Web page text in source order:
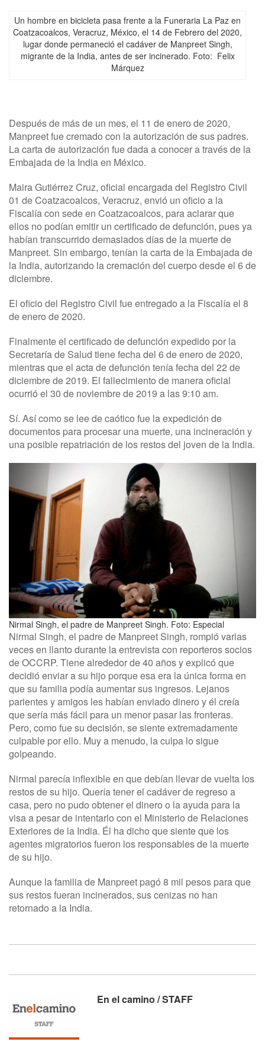
Un hombre en bicicleta pasa frente a la Funeraria La Paz en
Coatzacoalcos, Veracruz, México, el 14 de Febrero del 2020,
lugar donde permaneció el cadáver de Manpreet Singh,
migrante de la India, antes de ser incinerado. Foto: Felix
Márquez
Después de más de un mes, el 11 de enero de 2020,
Manpreet fue cremado con la autorización de sus padres.
La carta de autorización fue dada a conocer a través de la
Embajada de la India en México.
Maira Gutiérrez Cruz, oficial encargada del Registro Civil
01 de Coatzacoalcos, Veracruz, envió un oficio a la
Fiscalía con sede en Coatzacoalcos, para aclarar que
ellos no podían emitir un certificado de defunción, pues ya
habían transcurrido demasiados días de la muerte de
Manpreet. Sin embargo, tenían la carta de la Embajada de
la India, autorizando la cremación del cuerpo desde el 6 de
diciembre.
El oficio del Registro Civil fue entregado a la Fiscalía el 8
de enero de 2020.
Finalmente el certificado de defunción expedido por la
Secretaría de Salud tiene fecha del 6 de enero de 2020,
mientras que el acta de defunción tenía fecha del 22 de
diciembre de 2019. El fallecimiento de manera oficial
ocurrió el 30 de noviembre de 2019 a las 9:10 am.
Sí. Así como se lee de caótico fue la expedición de
documentos para procesar una muerte, una incineración y
una posible repatriación de los restos del joven de la India.
Nirmal Singh, el padre de Manpreet Singh. Foto: Especial
Nirmal Singh, el padre de Manpreet Singh, rompió varias
veces en llanto durante la entrevista con reporteros socios
de OCCRP. Tiene alrededor de 40 años y explicó que
decidió enviar a su hijo porque esa era la única forma en
que su familia podía aumentar sus ingresos. Lejanos
parientes y amigos les habían enviado dinero y él creía
que sería más fácil para un menor pasar las fronteras.
Pero, como fue su decisión, se siente extremadamente
culpable por ello. Muy a menudo, la culpa lo sigue
golpeando.
Nirmal parecía inflexible en que debían llevar de vuelta los
restos de su hijo. Quería tener el cadáver de regreso a
casa, pero no pudo obtener el dinero o la ayuda para la
visa a pesar de intentarlo con el Ministerio de Relaciones
Exteriores de la India. Él ha dicho que siente que los
agentes migratorios fueron los responsables de la muerte
de su hijo.
Aunque la familia de Manpreet pagó 8 mil pesos para que
sus restos fueran incinerados, sus cenizas no han
retornado a la India.
En el camino / STAFF